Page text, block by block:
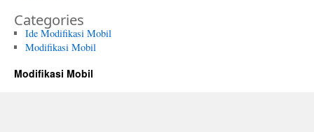
Categories
Ide Modifikasi Mobil
Modifikasi Mobil
Modifikasi Mobil